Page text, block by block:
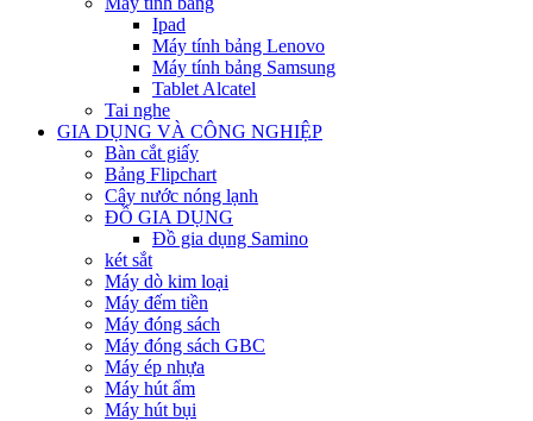
Ipad
Máy tính bảng Lenovo
Máy tính bảng Samsung
Tablet Alcatel
Tai nghe
GIA DỤNG VÀ CÔNG NGHIỆP
Bàn cắt giấy
Bảng Flipchart
Cây nước nóng lạnh
ĐỒ GIA DỤNG
Đồ gia dụng Samino
két sắt
Máy dò kim loại
Máy đếm tiền
Máy đóng sách
Máy đóng sách GBC
Máy ép nhựa
Máy hút ẩm
Máy hút bụi